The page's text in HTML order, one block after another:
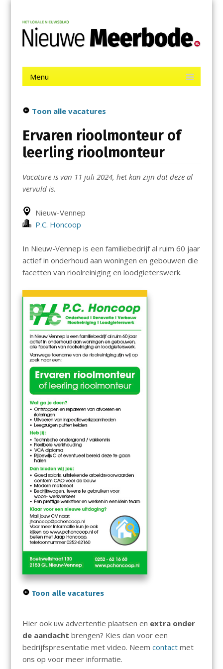
contentNieuwe Meerbode
Menu
Toon alle vacatures
Ervaren rioolmonteur of
leerling rioolmonteur
Vacature is van 11 juli 2024, het kan zijn dat deze al
vervuld is.
Nieuw-Vennep
P.C. Honcoop
In Nieuw-Vennep is een familiebedrijf al ruim 60 jaar
actief in onderhoud aan woningen en gebouwen die
facetten van rioolreiniging en loodgieterswerk.
Toon alle vacatures
Hier ook uw advertentie plaatsen en extra onder
de aandacht brengen? Kies dan voor een
bedrijfspresentatie met video. Neem contactmet
ons op voor meer informatie.